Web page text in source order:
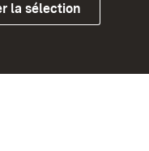
la sélection